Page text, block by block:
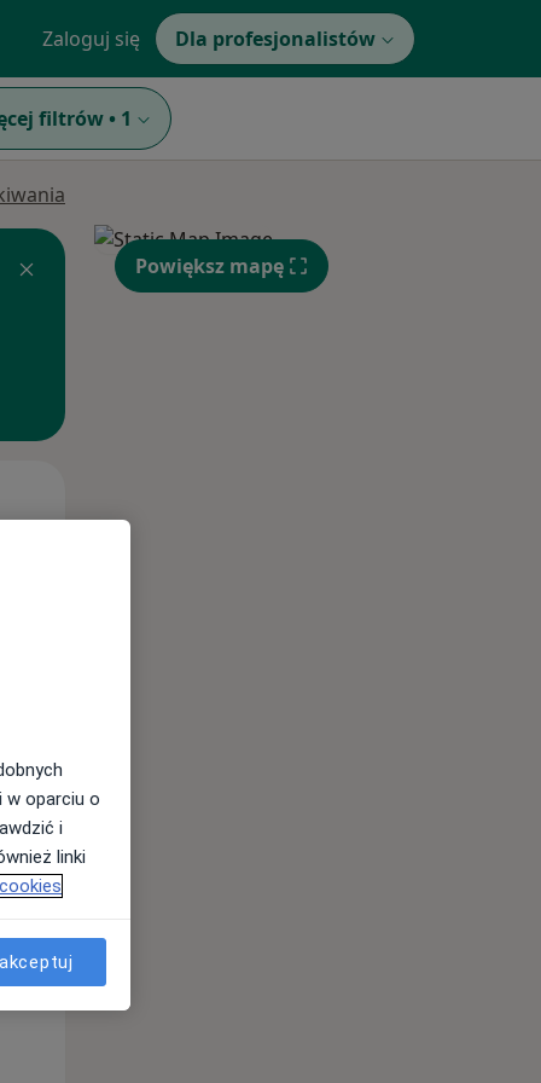
Zaloguj się Dla profesjonalistów
filtrów • 1
12 Sie
Śr,
Powiększ mapę
w oparciu o
i
linki